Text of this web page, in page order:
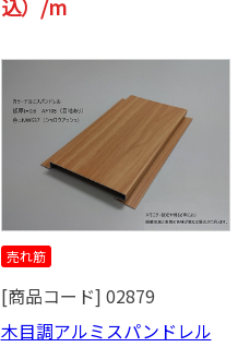
込）/m
売れ筋
[商品コード] 02879
木目調アルミスパンドレル